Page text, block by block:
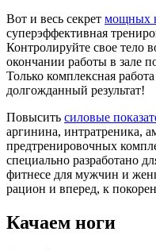
Вот и весь секрет мощных
суперэффективная
Контролируйте свое тело
окончании работы в зале
Только комплексная
долгожданный результат!
Повысить силовые
аргинина, интратреника,
предтренировочных
специально разработано
фитнесе для мужчин и
рацион и вперед, к
Качаем ноги